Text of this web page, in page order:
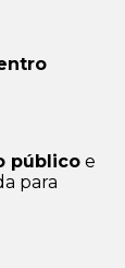
público e
para